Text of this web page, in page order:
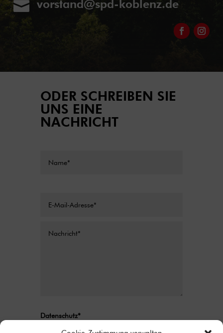
 vorstand@spd-koblenz.de
ODER SCHREIBEN SIE
UNS EINE
NACHRICHT
Datenschutz*
Ich stimme zu, dass meine Angaben aus